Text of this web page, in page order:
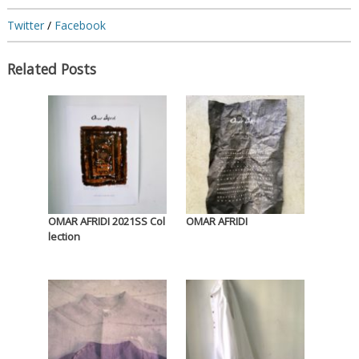
Twitter/ Facebook
Related Posts
OMAR AFRIDI 2021SS Col
lection
OMAR AFRIDI